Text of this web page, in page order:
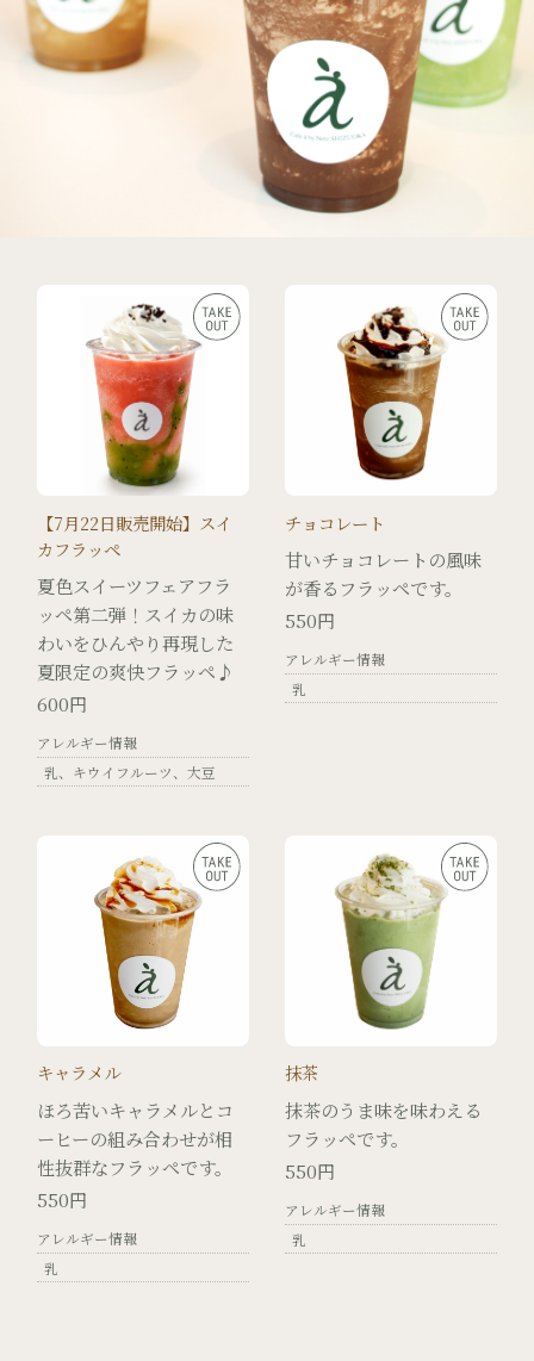
【7月22日販売開始】スイ
カフラッペ
夏色スイーツフェアフラ
ッペ第二弾！スイカの味
わいをひんやり再現した
夏限定の爽快フラッペ♪
600円
アレルギー情報
乳
キウイフルーツ 大豆
チョコレート
甘いチョコレートの風味
が香るフラッペです。
550円
アレルギー情報
乳
キャラメル
ほろ苦いキャラメルとコ
ーヒーの組み合わせが相
性抜群なフラッペです。
550円
アレルギー情報
乳
抹茶
抹茶のうま味を味わえる
フラッペです。
550円
アレルギー情報
乳